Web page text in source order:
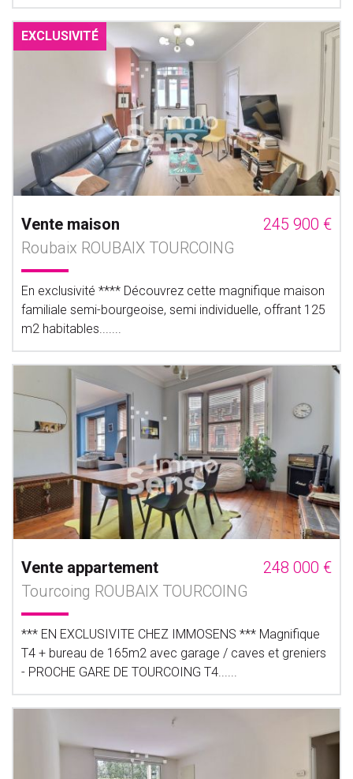
EXCLUSIVITÉ
Vente maison
245 900 €
Roubaix ROUBAIX TOURCOING
En exclusivité **** Découvrez cette magnifique maison
familiale semi-bourgeoise, semi individuelle, offrant 125
m2 habitables.......
Vente appartement
248 000 €
Tourcoing ROUBAIX TOURCOING
*** EN EXCLUSIVITE CHEZ IMMOSENS *** Magnifique
T4 + bureau de 165m2 avec garage / caves et greniers
- PROCHE GARE DE TOURCOING T4......